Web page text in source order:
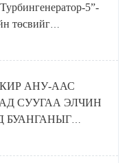
5”-
төсвийг
АНУ-ААС
СУУГАА ЭЛЧИН
БУАНГАНЫГ